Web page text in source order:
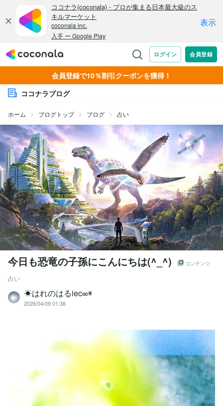
会員登録で10％割引クーポンを獲得！
ココナラブログ
ホーム ブログトップ ブログ 占い
今日も恐竜の子孫にこんにちは(^_^) コンテンツ
占い
☀はれのはるiec∞◉
2026/04/09 01:36